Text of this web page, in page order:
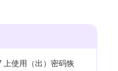
使用（出）密码恢